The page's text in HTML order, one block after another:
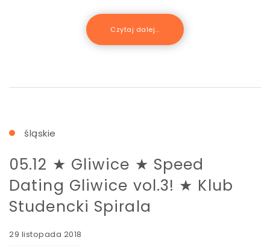
Czytaj dalej...
śląskie
05.12 ★ Gliwice ★ Speed
Dating Gliwice vol.3! ★ Klub
Studencki Spirala
29 listopada 2018